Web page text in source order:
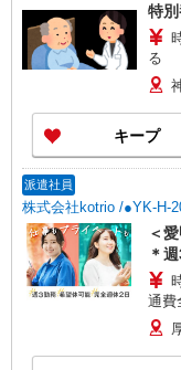
特
る
キープ
派遣社員
株式会社kotrio /●YK-H-
＜
＊
通費